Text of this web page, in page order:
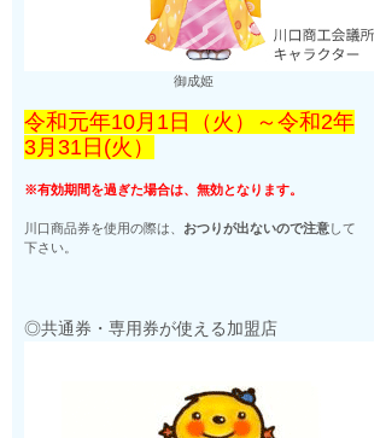
御成姫
令和元年10月1日（火）～令和2年
3月31日(火）
※有効期間を過ぎた場合は、無効となります。
川口商品券を使用の際は、 おつりが出ないので注意して
下さい。
◎共通券・専用券が使える加盟店